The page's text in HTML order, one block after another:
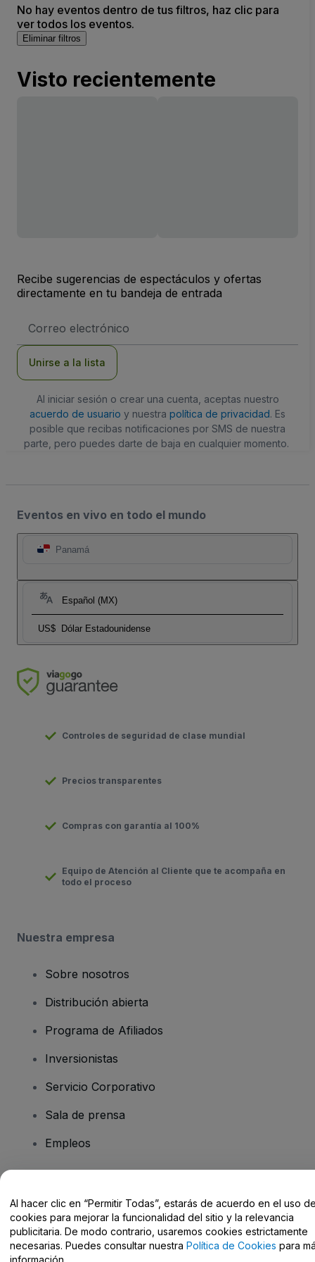
No hay eventos dentro de tus filtros, haz clic para
ver todos los eventos.
Eliminar filtros
Visto recientemente
Recibe sugerencias de espectáculos y ofertas
directamente en tu bandeja de entrada
de
Unirse a la lista
Al iniciar sesión o crear una cuenta, aceptas nuestro
acuerdo de usuario y nuestra política de privacidad. Es
posible que recibas notificaciones por SMS de nuestra
parte, pero puedes darte de baja en cualquier momento.
Eventos en vivo en todo el mundo
Panamá
Español (MX)
US$ Dólar Estadounidense
Controles de seguridad de clase mundial
Precios transparentes
Compras con garantía al 100%
Equipo de Atención al Cliente que te acompaña en
todo el proceso
Nuestra empresa
Sobre nosotros
Distribución abierta
Programa de Afiliados
Inversionistas
Servicio Corporativo
Sala de prensa
Empleos
Centro de Ayuda / Contacto
Al hacer clic en “Permitir Todas”, estarás de acuerdo en el uso
cookies para mejorar la funcionalidad del sitio y la relevancia
publicitaria. De modo contrario, usaremos cookies estrictamente
necesarias. Puedes consultar nuestra Política de Cookies para
información.